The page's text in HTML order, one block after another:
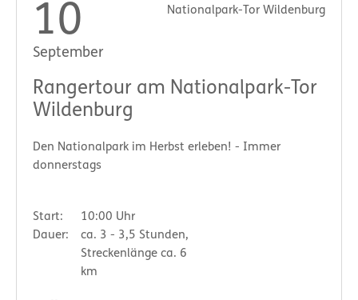
10
September
Nationalpark-Tor Wildenburg
Rangertour am Nationalpark-Tor
Wildenburg
Den Nationalpark im Herbst erleben! - Immer
donnerstags
Start:
10:00 Uhr
Dauer:
ca. 3 - 3,5 Stunden,
Streckenlänge ca. 6
km